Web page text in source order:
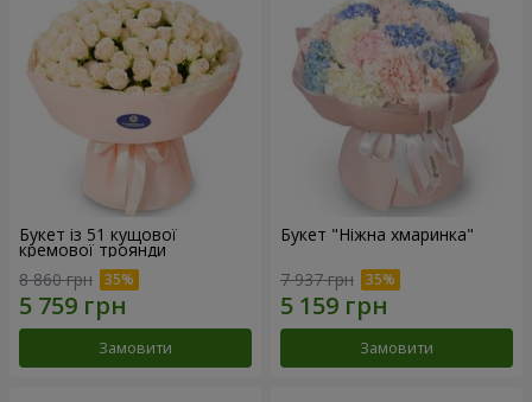
Букет із 51 кущової
кремової троянди
8 860 грн
Замовити
Букет "Ніжна хмаринка"
7 937 грн
Замовити